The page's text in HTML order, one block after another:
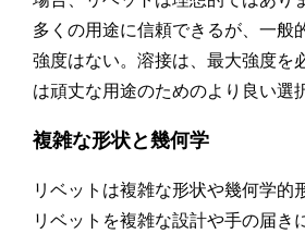
多くの用途に信頼できるが、一般
強度はない。溶接は、最大強度を
は頑丈な用途のためのより良い選
複雑な形状と幾何学
リベットは複雑な形状や幾何学的
リベットを複雑な設計や手の届き